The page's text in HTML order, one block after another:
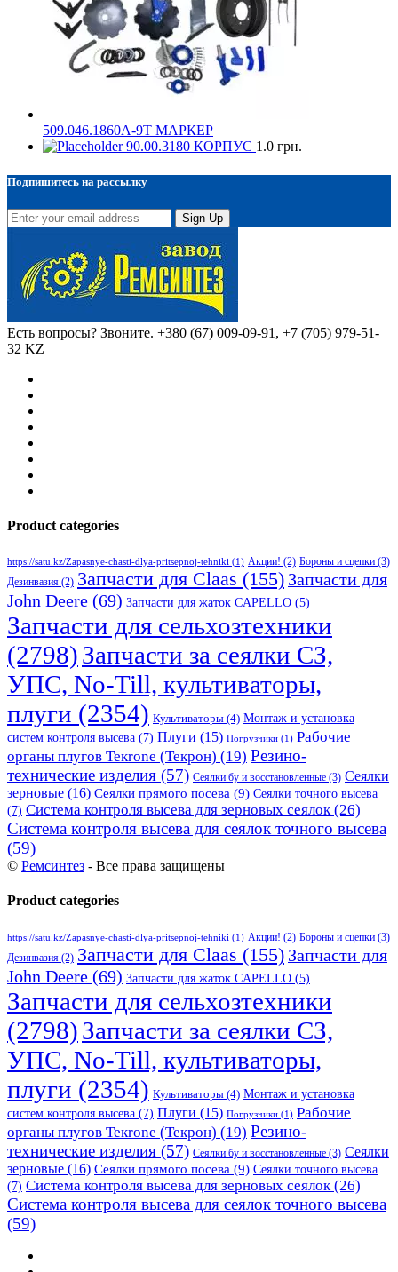
509.046.1860А-9Т МАРКЕР
90.00.3180 КОРПУС 1.0 грн.
Подпишитесь на рассылку
Sign Up
Есть вопросы? Звоните. +380 (67) 009-09-91, +7 (705) 979-51-
32 KZ
Product categories
https://satu.kz/Zapasnye-chasti-dlya-pritsepnoj-tehniki (1) Акции! (2) Бороны и сцепки (3)
Дезинвазия (2) Запчасти для Claas (155) Запчасти для
John Deere (69) Запчасти для жаток CAPELLO (5)
Запчасти для сельхозтехники
(2798)Запчасти за сеялки СЗ,
УПС, No-Till, культиваторы,
плуги (2354) Культиваторы (4) Монтаж и установка
систем контроля высева (7) Плуги (15) Погрузчики (1) Рабочие
органы плугов Текrоne (Текрон) (19) Резино-
технические изделия (57) Сеялки бу и восстановленные (3) Сеялки
зерновые (16) Сеялки прямого посева (9) Сеялки точного высева
(7) Система контроля высева для зерновых сеялок(26)
Система контроля высева для сеялок точного высева
(59)
© Ремсинтез - Все права защищены
Product categories
https://satu.kz/Zapasnye-chasti-dlya-pritsepnoj-tehniki (1) Акции! (2) Бороны и сцепки (3)
Дезинвазия (2) Запчасти для Claas (155) Запчасти для
John Deere (69) Запчасти для жаток CAPELLO (5)
Запчасти для сельхозтехники
(2798)Запчасти за сеялки СЗ,
УПС, No-Till, культиваторы,
плуги (2354) Культиваторы (4) Монтаж и установка
систем контроля высева (7) Плуги (15) Погрузчики (1) Рабочие
органы плугов Текrоne (Текрон) (19) Резино-
технические изделия (57) Сеялки бу и восстановленные (3) Сеялки
зерновые (16) Сеялки прямого посева (9) Сеялки точного высева
(7) Система контроля высева для зерновых сеялок (26)
Система контроля высева для сеялок точного высева
(59)